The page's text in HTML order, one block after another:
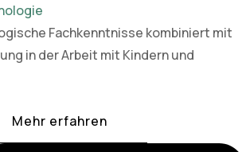
Fachkenntnisse kombiniert mit
in der Arbeit mit Kindern und
Mehr erfahren